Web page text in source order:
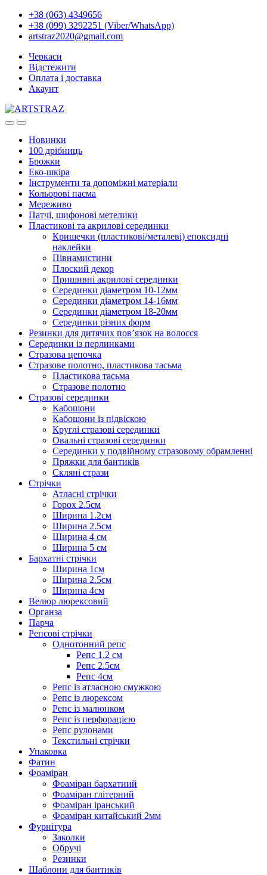
+38 (063) 4349656
+38 (099) 3292251 (Viber/WhatsApp)
artstraz2020@gmail.com
Черкаси
Відстежити
Оплата і доставка
Акаунт
Новинки
100 дрібниць
Брожки
Еко-шкіра
Інструменти та допоміжні матеріали
Кольорові пасма
Мереживо
Патчі, шифонові метелики
Пластикові та акрилові серединки
Кришечки (пластикові/металеві) епоксидні
наклейки
Півнамистини
Плоский декор
Пришивні акрилові серединки
Серединки діаметром 10-12мм
Серединки діаметром 14-16мм
Серединки діаметром 18-20мм
Серединки різних форм
Резинки для дитячих пов’язок на волосся
Серединки із перлинками
Стразова цепочка
Стразове полотно, пластикова тасьма
Пластикова тасьма
Стразове полотно
Стразові серединки
Кабошони
Кабошони із підвіскою
Круглі стразові серединки
Овальні стразові серединки
Серединки у подвійному стразовому обрамленні
Пряжки для бантиків
Скляні стрази
Стрічки
Атласні стрічки
Горох 2.5см
Ширина 1.2см
Ширина 2.5см
Ширина 4 см
Ширина 5 см
Бархатні стрічки
Ширина 1см
Ширина 2.5см
Ширина 4см
Велюр люрексовий
Органза
Парча
Репсові стрічки
Однотонний репс
Репс 1.2 см
Репс 2.5см
Репс 4см
Репс із атласною смужкою
Репс із люрексом
Репс із малюнком
Репс із перфорацією
Репс рулонами
Текстильні стрічки
Упаковка
Фатин
Фоаміран
Фоаміран бархатний
Фоаміран глітерний
Фоаміран іранський
Фоаміран китайський 2мм
Фурнітура
Заколки
Обручі
Резинки
Шаблони для бантиків